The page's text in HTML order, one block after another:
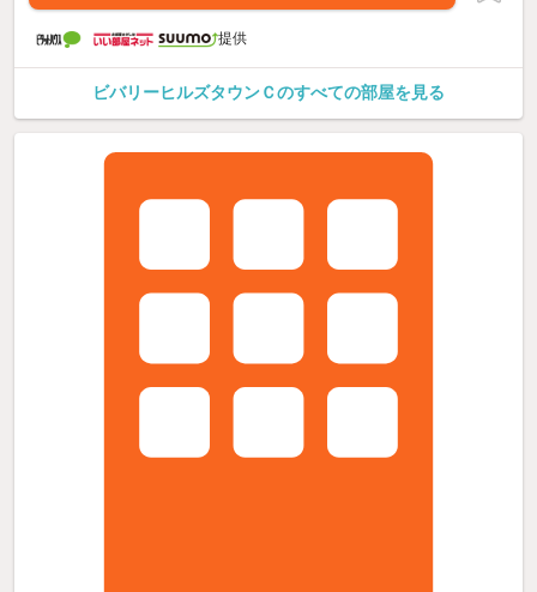
提供
ビバリーヒルズタウンＣのすべての部屋を見る